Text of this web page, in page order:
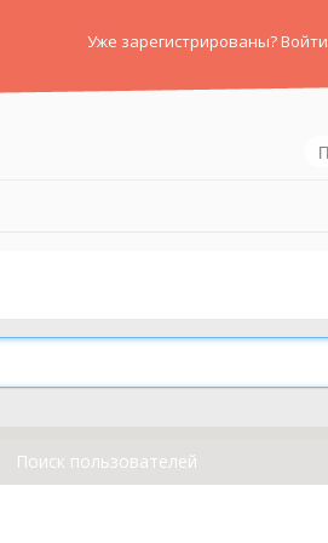
Уже зарегистрированы? Войти
Поиск пользователей